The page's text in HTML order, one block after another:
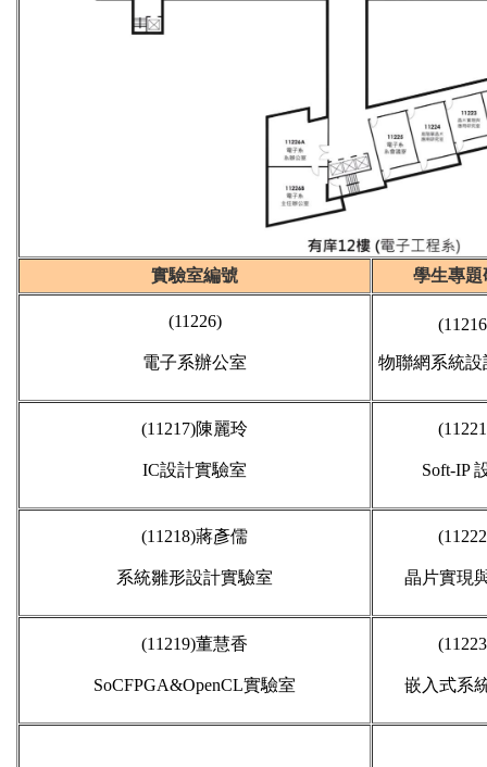
實驗室編號 學生專題
(11226)
電子系辦公室 物聯網系統
(11217)陳麗玲
IC設計實驗室 Soft-IP
(11218)蔣彥儒
系統雛形設計實驗室 晶片實現
(11219)董慧香
SoCFPGA&OpenCL實驗室 嵌入式系